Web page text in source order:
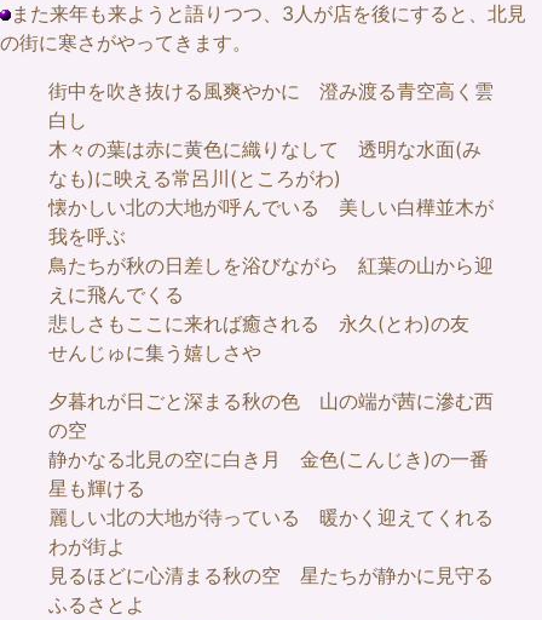
また来年も来ようと語りつつ、3人が店を後にすると、北見
の街に寒さがやってきます。
街中を吹き抜ける風爽やかに 澄み渡る青空高く雲
白し
木々の葉は赤に黄色に織りなして 透明な水面(み
なも)に映える常呂川(ところがわ)
懐かしい北の大地が呼んでいる 美しい白樺並木が
我を呼ぶ
鳥たちが秋の日差しを浴びながら 紅葉の山から迎
えに飛んでくる
悲しさもここに来れば癒される 永久(とわ)の友
せんじゅに集う嬉しさや
夕暮れが日ごと深まる秋の色 山の端が茜に滲む西
の空
静かなる北見の空に白き月 金色(こんじき)の一番
星も輝ける
麗しい北の大地が待っている 暖かく迎えてくれる
わが街よ
見るほどに心清まる秋の空 星たちが静かに見守る
ふるさとよ